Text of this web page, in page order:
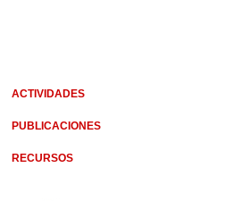
ACTIVIDADES
PUBLICACIONES
RECURSOS